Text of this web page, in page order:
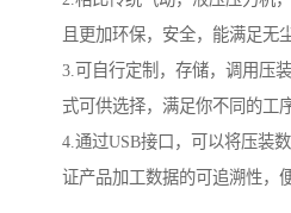
且更加环保，安全，能满足无
3.可自行定制，存储，调用压
式可供选择，满足你不同的工
4.通过USB接口，可以将压装
证产品加工数据的可追溯性，